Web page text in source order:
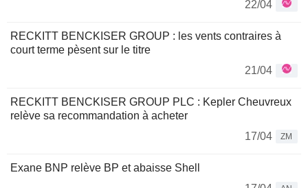
22/04
RECKITT BENCKISER GROUP : les vents contraires à
court terme pèsent sur le titre
21/04
RECKITT BENCKISER GROUP PLC : Kepler Cheuvreux
relève sa recommandation à acheter
17/04
ZM
Exane BNP relève BP et abaisse Shell